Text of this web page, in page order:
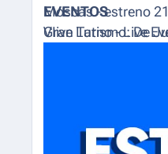
Moscas - estreno
Gran Turismo: De
EVENTOS
VIive Latno - Live